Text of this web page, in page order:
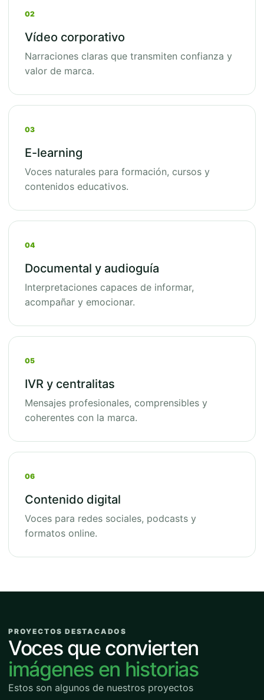
02
Vídeo corporativo
Narraciones claras que transmiten confianza y
valor de marca.
03
E-learning
Voces naturales para formación, cursos y
contenidos educativos.
04
Documental y audioguía
Interpretaciones capaces de informar,
acompañar y emocionar.
05
IVR y centralitas
Mensajes profesionales, comprensibles y
coherentes con la marca.
06
Contenido digital
Voces para redes sociales, podcasts y
formatos online.
PROYECTOS DESTACADOS
Voces que convierten
imágenes en historias
Estos son algunos de nuestros proyectos